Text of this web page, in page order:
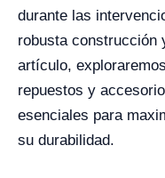
durante las
robusta construcción
artículo,
repuestos y
esenciales para
su durabilidad.